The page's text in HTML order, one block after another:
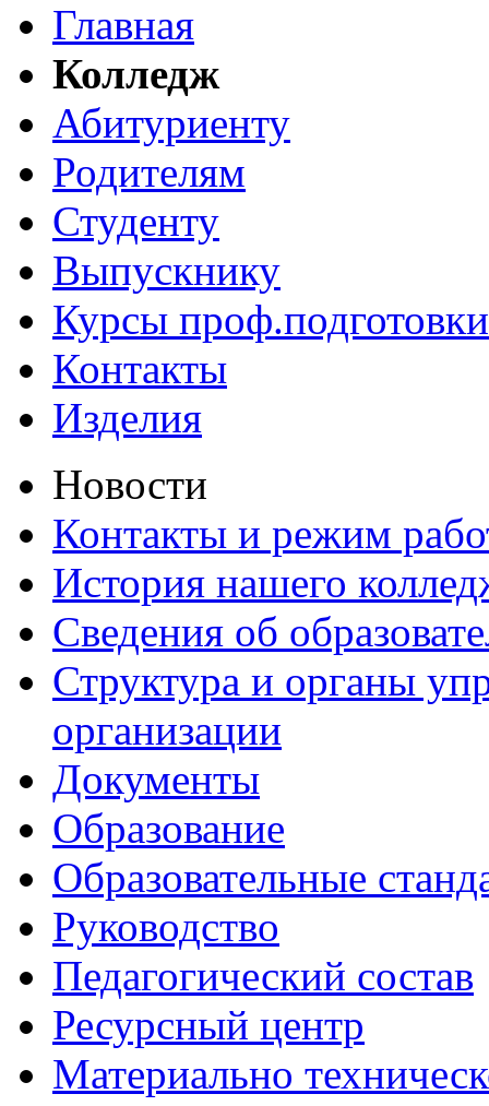
Главная
Колледж
Абитуриенту
Родителям
Студенту
Выпускнику
Курсы проф.подготовки
Контакты
Изделия
Новости
Контакты и режим
История нашего
Сведения об
Структура и органы
организации
Документы
Образование
Образовательные
Руководство
Педагогический состав
Ресурсный центр
Материально